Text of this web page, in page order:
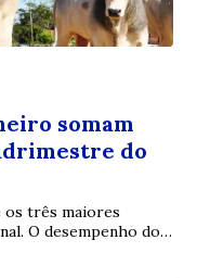
somam
do
os três maiores
O desempenho do